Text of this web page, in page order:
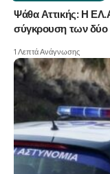
Ψάθα Αττικής: Η
σύγκρουση των δύο
1 Λεπτά Ανάγνωσης